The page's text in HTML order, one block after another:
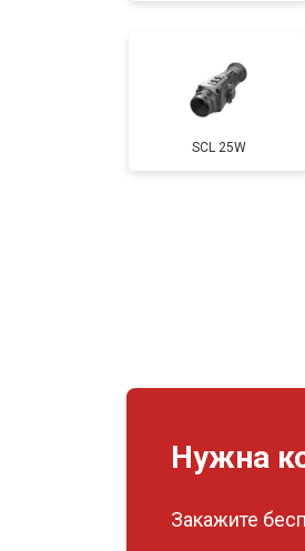
SCL 25W
Нужна
Закажите